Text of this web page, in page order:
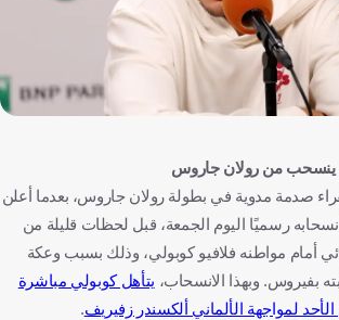
ينسحب من رولان جاروس
صدمة مدوية في بطولة رولان جاروس، بعدما أعلن
انسحابه رسميًا اليوم الجمعة، قبل لحظات قليلة من
أمام مواطنه فلافيو كوبولي، وذلك بسبب وعكة
بفيروس. وبهذا الانسحاب، يتأهل كوبولي مباشرة
الأحد لمواجهة الألماني ألكسندر زفيريف.